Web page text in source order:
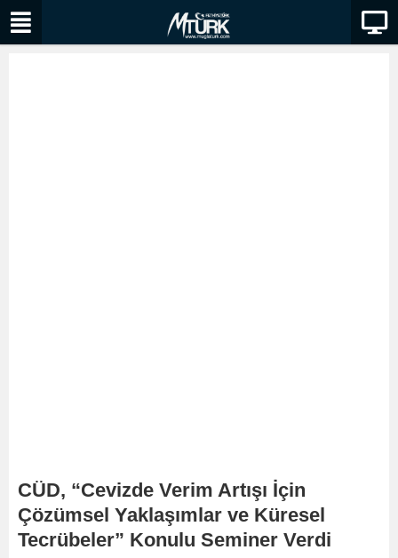
CÜD, “Cevizde Verim Artışı İçin
Çözümsel Yaklaşımlar ve Küresel
Tecrübeler” Konulu Seminer Verdi